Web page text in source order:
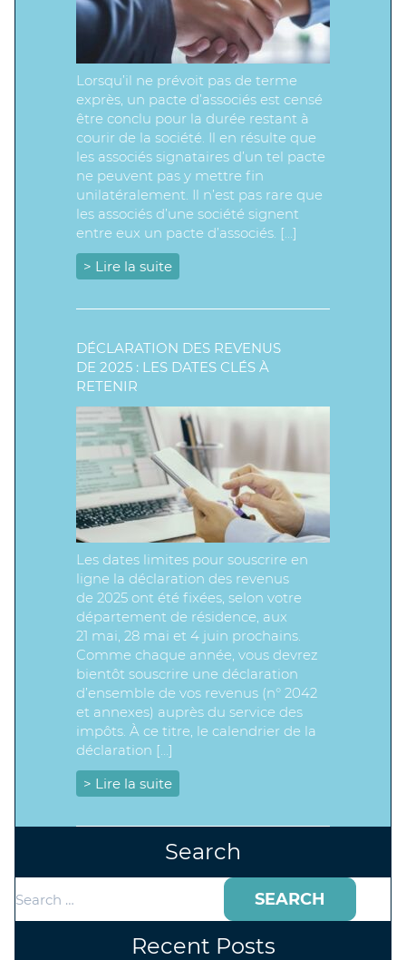
Lorsqu’il ne prévoit pas de terme
exprès, un pacte d’associés est censé
être conclu pour la durée restant à
courir de la société. Il en résulte que
les associés signataires d’un tel pacte
ne peuvent pas y mettre fin
unilatéralement. Il n’est pas rare que
les associés d’une société signent
entre eux un pacte d’associés. […]
> Lire la suite
DÉCLARATION DES REVENUS
DE 2025 : LES DATES CLÉS À
RETENIR
Les dates limites pour souscrire en
ligne la déclaration des revenus
de 2025 ont été fixées, selon votre
département de résidence, aux
21 mai, 28 mai et 4 juin prochains.
Comme chaque année, vous devrez
bientôt souscrire une déclaration
d’ensemble de vos revenus (n° 2042
et annexes) auprès du service des
impôts. À ce titre, le calendrier de la
déclaration […]
> Lire la suite
Search
for:
Recent Posts